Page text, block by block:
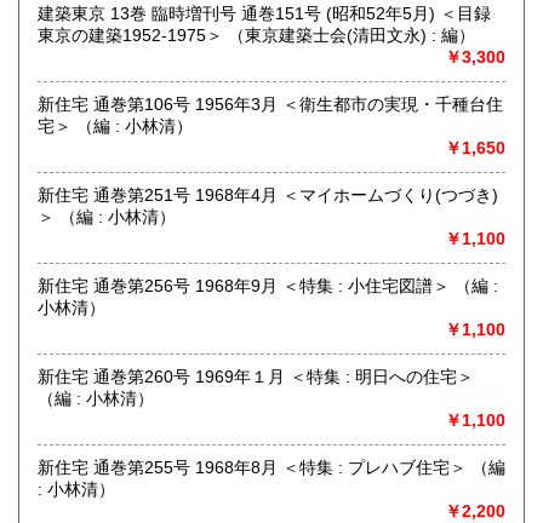
沿線名：東京メトロ日比谷線
最寄駅：人形町
定休日：土曜日・日曜日・祝日
書籍の買取について
書籍、雑誌の買取り強化中です。グラフィックデザイン、イ
ラストレーション、タイポグラフィ、プロダクトデザイン、
インテリア、建築、広告、写真、美術関係の蔵書の処分をお
考えの際にはメール、電話、ファックスでご連絡下さい。誠
実にお見積り致します。
取り扱い分野
グラフィックデザイン、イラストレーション、プロダクトデ
ザイン、建築、インテリアデザイン、美術、工芸、広告、写
真、印刷(タイポグラフィー)
建築東京 13巻 臨時増刊号 通巻151号 (昭和52年5月) ＜目録
東京の建築1952-1975＞ （東京建築士会(清田文永) : 編）
￥3,300
新住宅 通巻第106号 1956年3月 ＜衛生都市の実現・千種台住
宅＞ （編 : 小林清）
￥1,650
新住宅 通巻第251号 1968年4月 ＜マイホームづくり(つづき)
＞ （編 : 小林清）
￥1,100
新住宅 通巻第256号 1968年9月 ＜特集 : 小住宅図譜＞ （編 :
小林清）
￥1,100
新住宅 通巻第260号 1969年１月 ＜特集 : 明日への住宅＞
（編 : 小林清）
￥1,100
新住宅 通巻第255号 1968年8月 ＜特集 : プレハブ住宅＞ （編
: 小林清）
￥2,200